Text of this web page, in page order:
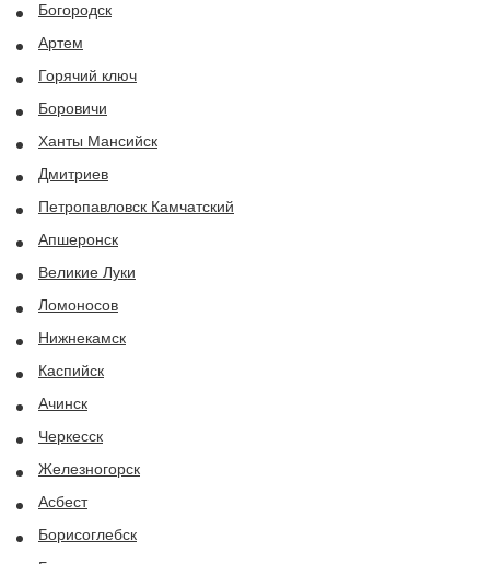
Богородск
Артем
Горячий ключ
Боровичи
Ханты Мансийск
Дмитриев
Петропавловск Камчатский
Апшеронск
Великие Луки
Ломоносов
Нижнекамск
Каспийск
Ачинск
Черкесск
Железногорск
Асбест
Борисоглебск